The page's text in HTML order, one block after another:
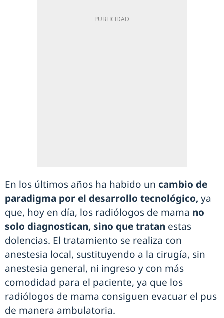
En los últimos años ha habido un cambio de
paradigma por el desarrollo tecnológico, ya
que, hoy en día, los radiólogos de mama no
solo diagnostican, sino que tratan estas
dolencias. El tratamiento se realiza con
anestesia local, sustituyendo a la cirugía, sin
anestesia general, ni ingreso y con más
comodidad para el paciente, ya que los
radiólogos de mama consiguen evacuar el pus
de manera ambulatoria.